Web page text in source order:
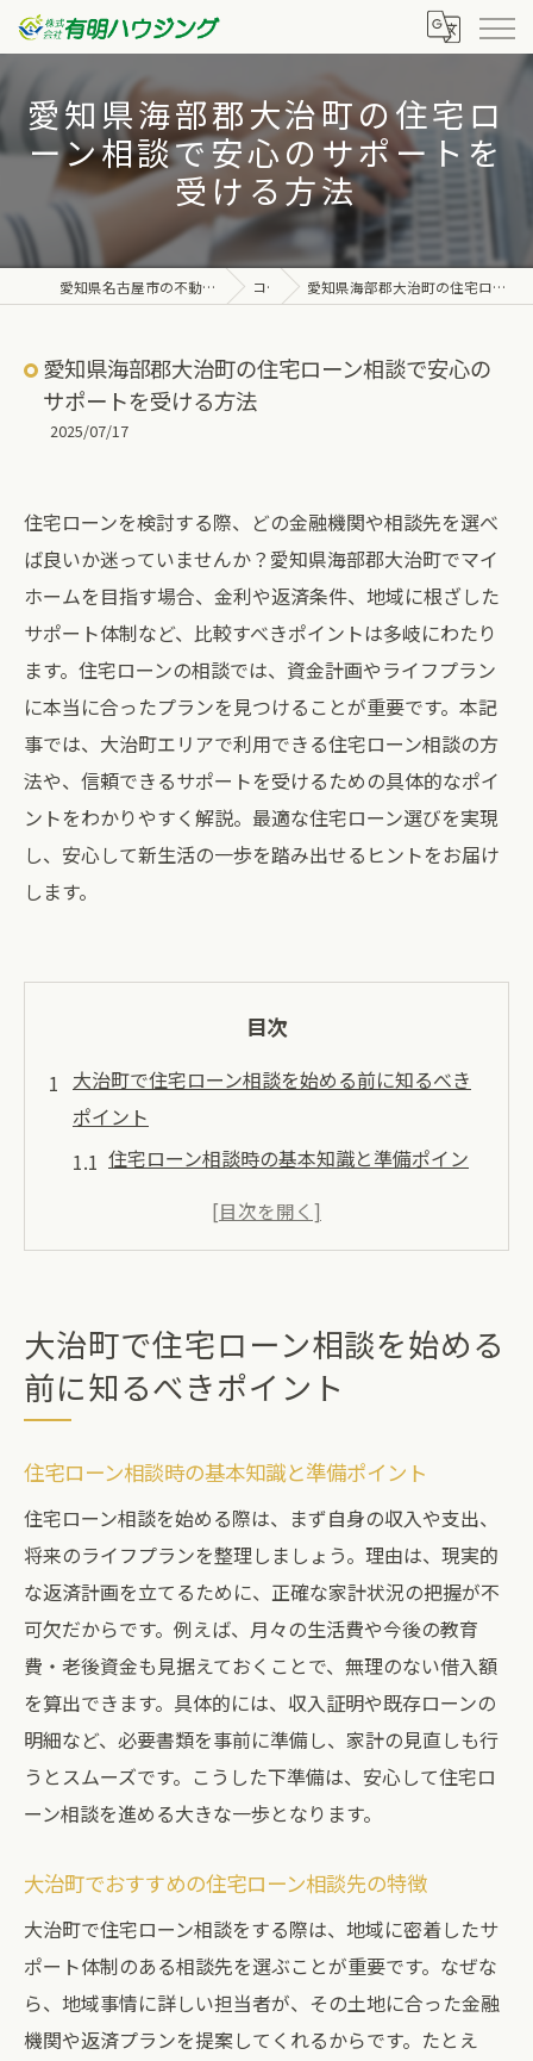
愛知県海部郡大治町の住宅ロ
ーン相談で安心のサポートを
受ける方法
愛知県名古屋市の不動産なら株式会社有明ハウジング コラム 愛知県海部郡大治町の住宅ローン相談で安心のサポートを受ける方法
愛知県海部郡大治町の住宅ローン相談で安心の
サポートを受ける方法
2025/07/17
住宅ローンを検討する際、どの金融機関や相談先を選べ
ば良いか迷っていませんか？愛知県海部郡大治町でマイ
ホームを目指す場合、金利や返済条件、地域に根ざした
サポート体制など、比較すべきポイントは多岐にわたり
ます。住宅ローンの相談では、資金計画やライフプラン
に本当に合ったプランを見つけることが重要です。本記
事では、大治町エリアで利用できる住宅ローン相談の方
法や、信頼できるサポートを受けるための具体的なポイ
ントをわかりやすく解説。最適な住宅ローン選びを実現
し、安心して新生活の一歩を踏み出せるヒントをお届け
します。
目次
大治町で住宅ローン相談を始める前に知るべき
ポイント
住宅ローン相談時の基本知識と準備ポイン
トとは
地域に根ざした住宅ローン情報の集め方
住宅ローン選びで失敗しないための事前準
備
住宅ローンの不安を解消する相談方法とは
住宅ローン相談で解消できる主な不安点と
は
専門家による住宅ローン相談の活用法
住宅ローン相談の流れと安心の進め方
住宅ローンの不安を減らすための相談ポイ
相談前に整理したい住宅ローンの疑問点
安心して選ぶ住宅ローンのコツを大公開
住宅ローン選びで安心を得る比較ポイント
金利や返済条件を見極める住宅ローンの選
び方
大治町で住宅ローン相談を始める
前に知るべきポイント
住宅ローン相談時の基本知識と準備ポイント
住宅ローン相談を始める際は、まず自身の収入や支出、
将来のライフプランを整理しましょう。理由は、現実的
な返済計画を立てるために、正確な家計状況の把握が不
可欠だからです。例えば、月々の生活費や今後の教育
費・老後資金も見据えておくことで、無理のない借入額
を算出できます。具体的には、収入証明や既存ローンの
明細など、必要書類を事前に準備し、家計の見直しも行
うとスムーズです。こうした下準備は、安心して住宅ロ
ーン相談を進める大きな一歩となります。
大治町でおすすめの住宅ローン相談先の特徴
大治町で住宅ローン相談をする際は、地域に密着したサ
ポート体制のある相談先を選ぶことが重要です。なぜな
ら、地域事情に詳しい担当者が、その土地に合った金融
機関や返済プランを提案してくれるからです。たとえ